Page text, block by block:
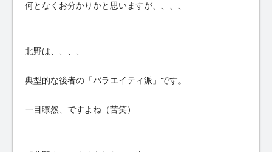
何となくお分かりかと思いますが、、、、
北野は、、、、
典型的な後者の「バラエイティ派」です。
一目瞭然、ですよね（苦笑）